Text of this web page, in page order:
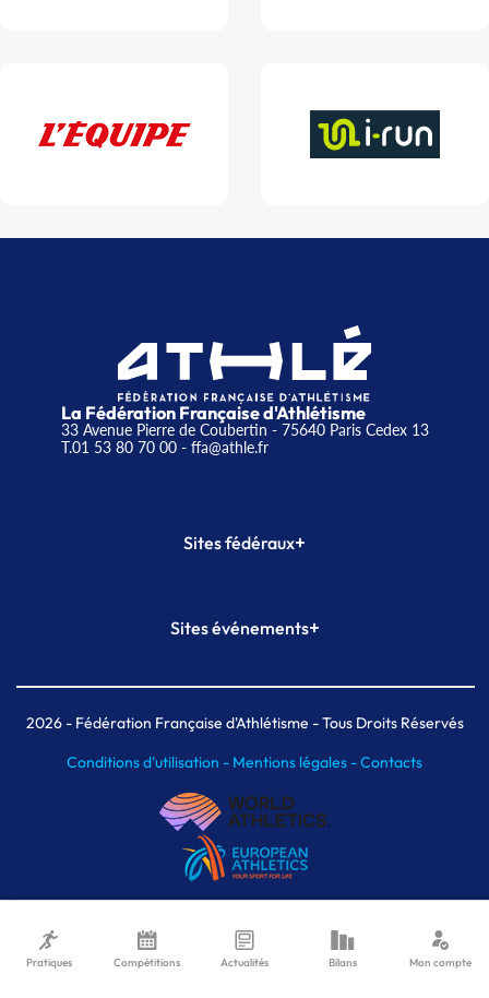
La Fédération Française d'Athlétisme
33 Avenue Pierre de Coubertin - 75640 Paris Cedex 13
T.01 53 80 70 00- ffa@athle.fr
Sites fédéraux+
Plateforme Formation
Sites événements+
Meeting de Paris indoor
MAIF Ekiden de Paris
2026- Fédération Française d'Athlétisme - Tous Droits Réservés
Conditions d'utilisation - Mentions légales -Contacts
Pratiques Compétitions Actualités Bilans Mon compte